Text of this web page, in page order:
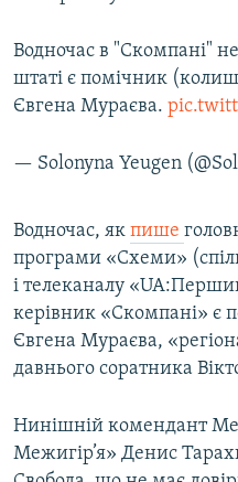
Водночас в "Скомпані"
штаті є помічник
Євгена Мураєва.
— Solonyna Yeugen
Водночас, як пише
програми «Схеми»
і телеканалу
керівник «Скомпані» є
Євгена Мураєва,
давнього соратника
Нинішній комендант
Межигір’я» Денис